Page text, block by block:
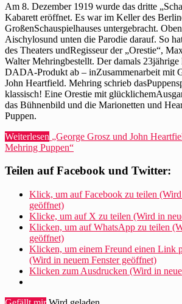
Am 8. Dezember 1919 wurde das dritte
Kabarett eröffnet. Es war im Keller des
GroßenSchauspielhauses untergebracht.
Aischylosund unten die Parodie darauf. So
des Theaters undRegisseur der „Orestie“,
Walter Mehringbestellt. Der damals 23jährige
DADA-Produkt ab – inZusammenarbeit mit
John Heartfield. Mehring schrieb
klassisch! Eine Orestie mit
das Bühnenbild und die Marionetten und
Puppen.
Weiterlesen „George Grosz und John
Mehring Puppen“
Teilen auf Facebook und Twitter:
Klick, um auf Facebook zu teilen
geöffnet)
Klicke, um auf X zu teilen (Wird in
Klicken, um auf WhatsApp zu teilen
geöffnet)
Klicken, um einem Freund einen Link
(Wird in neuem Fenster geöffnet)
Klicken zum Ausdrucken (Wird in